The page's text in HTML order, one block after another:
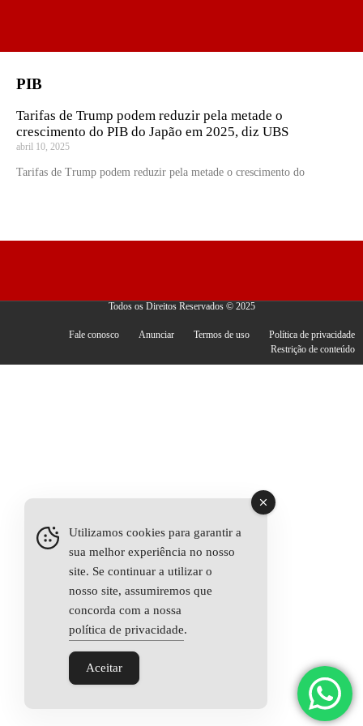
PIB
Tarifas de Trump podem reduzir pela metade o
crescimento do PIB do Japão em 2025, diz UBS
abril 10, 2025
Tarifas de Trump podem reduzir pela metade o crescimento do
Todos os Direitos Reservados © 2025
Fale conosco Anunciar Termos de uso
Política de privacidade
Restrição de conteúdo
Utilizamos cookies para garantir a
sua melhor experiência no nosso
site. Se continuar a utilizar o
nosso site, assumiremos que
concorda com a nossa
política de privacidade.
Aceitar